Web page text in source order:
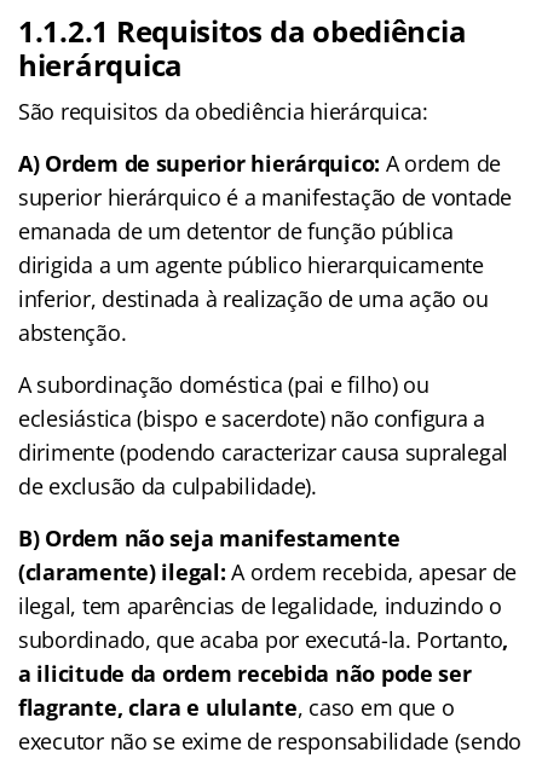
1.1.2.1 Requisitos da obediência
hierárquica
São requisitos da obediência hierárquica:
A) Ordem de superior hierárquico: A ordem de
superior hierárquico é a manifestação de vontade
emanada de um detentor de função pública
dirigida a um agente público hierarquicamente
inferior, destinada à realização de uma ação ou
abstenção.
A subordinação doméstica (pai e filho) ou
eclesiástica (bispo e sacerdote) não configura a
dirimente (podendo caracterizar causa supralegal
de exclusão da culpabilidade).
B) Ordem não seja manifestamente
(claramente) ilegal: A ordem recebida, apesar de
ilegal, tem aparências de legalidade, induzindo o
subordinado, que acaba por executá-la. Portanto,
a ilicitude da ordem recebida não pode ser
flagrante, clara e ululante, caso em que o
executor não se exime de responsabilidade (sendo